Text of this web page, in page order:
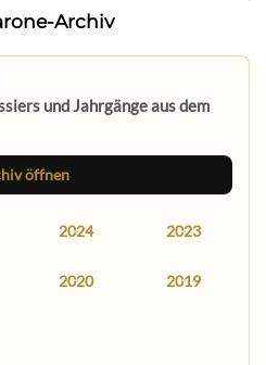
Archiv
und Jahrgänge aus dem
öffnen
2024 2023
2020 2019